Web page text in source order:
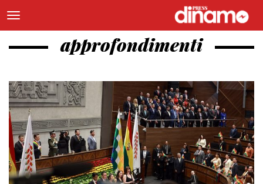
approfondimenti